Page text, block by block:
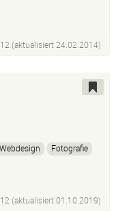
(aktualisiert24.02.2014)
Webdesign Fotografie
(aktualisiert01.10.2019)